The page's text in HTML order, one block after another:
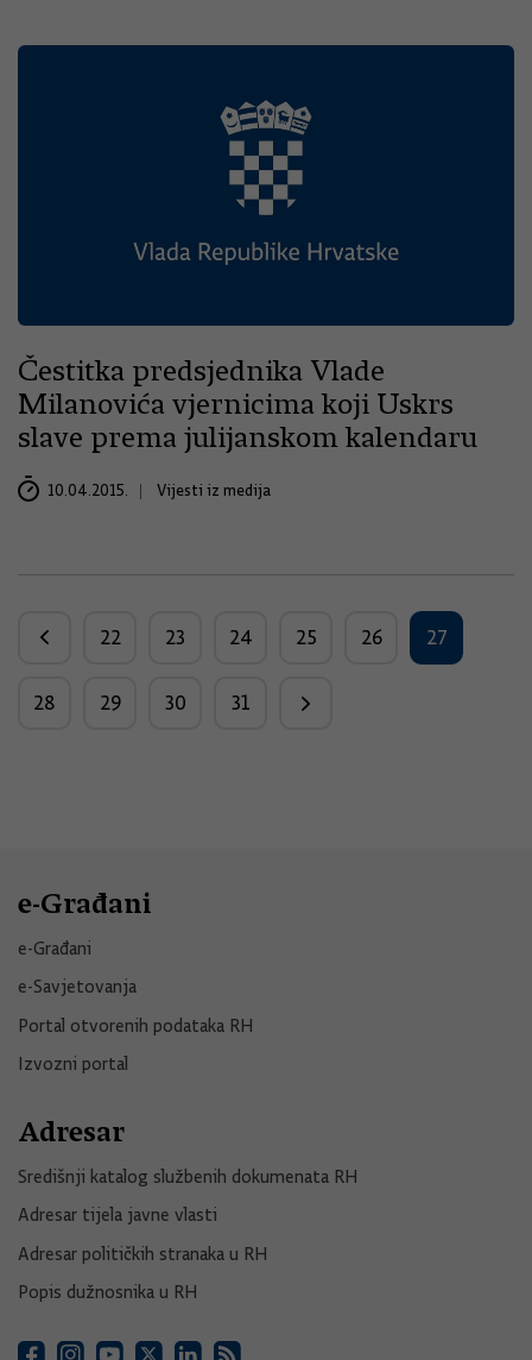
Čestitka predsjednika Vlade
Milanovića vjernicima koji Uskrs
slave prema julijanskom kalendaru
10.04.2015. Vijesti iz medija
22 23 24 25 26 27
28 29 30 31
e-Građani
e-Građani
e-Savjetovanja
Portal otvorenih podataka RH
Izvozni portal
Adresar
Središnji katalog službenih dokumenata RH
Adresar tijela javne vlasti
Adresar političkih stranaka u RH
Popis dužnosnika u RH